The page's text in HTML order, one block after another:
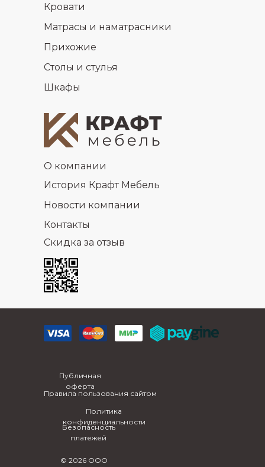
Кровати
Матрасы и наматрасники
Прихожие
Столы и стулья
Шкафы
О компании
История Крафт Мебель
Новости компании
Контакты
Скидка за отзыв
Публичная
оферта
Правила пользования сайтом
Политика
конфиденциальности
Безопасность
платежей
© 2026 ООО